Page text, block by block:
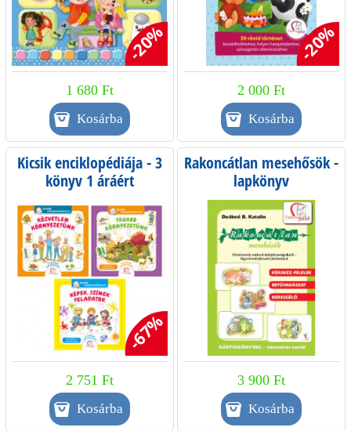
-20%
1 680 Ft
-20%
2 000 Ft
Kicsik enciklopédiája - 3
könyv 1 áráért
-67%
2 751 Ft
Rakoncátlan mesehősök -
lapkönyv
3 900 Ft